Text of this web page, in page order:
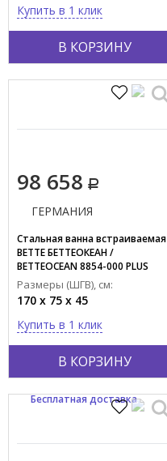
В КОРЗИНУ
Купить в 1 клик
98 658
В КОРЗИНУ
ГЕРМАНИЯ
Стальная ванна встраиваемая
BETTE БЕТТЕОКЕАН /
BETTEOCEAN 8854-000 PLUS
Размеры (ШГВ), см:
170 x 75 x 45
Купить в 1 клик
Бесплатная доставка